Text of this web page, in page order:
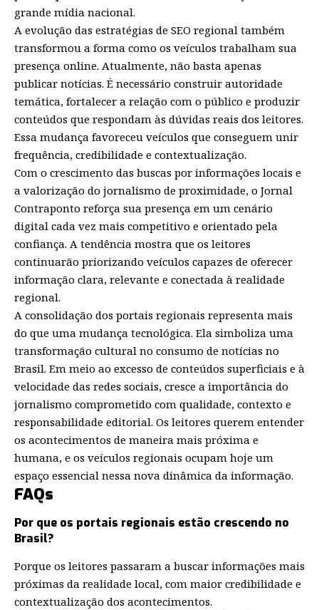
grande mídia nacional.
A evolução das estratégias de SEO regional também
transformou a forma como os veículos trabalham sua
presença online. Atualmente, não basta apenas
publicar notícias. É necessário construir autoridade
temática, fortalecer a relação com o público e produzir
conteúdos que respondam às dúvidas reais dos leitores.
Essa mudança favoreceu veículos que conseguem unir
frequência, credibilidade e contextualização.
Com o crescimento das buscas por informações locais e
a valorização do jornalismo de proximidade, o Jornal
Contraponto reforça sua presença em um cenário
digital cada vez mais competitivo e orientado pela
confiança. A tendência mostra que os leitores
continuarão priorizando veículos capazes de oferecer
informação clara, relevante e conectada à realidade
regional.
A consolidação dos portais regionais representa mais
do que uma mudança tecnológica. Ela simboliza uma
transformação cultural no consumo de notícias no
Brasil. Em meio ao excesso de conteúdos superficiais e à
velocidade das redes sociais, cresce a importância do
jornalismo comprometido com qualidade, contexto e
responsabilidade editorial. Os leitores querem entender
os acontecimentos de maneira mais próxima e
humana, e os veículos regionais ocupam hoje um
espaço essencial nessa nova dinâmica da informação.
FAQs
Por que os portais regionais estão crescendo no
Brasil?
Porque os leitores passaram a buscar informações mais
próximas da realidade local, com maior credibilidade e
contextualização dos acontecimentos.